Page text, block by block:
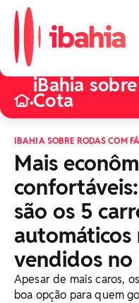
•
iBahia
Cota
IBAHIA SOBRE RODAS COM
Mais
são os 5
automáticos
vendidos no
Apesar de mais caros,
boa opção para quem